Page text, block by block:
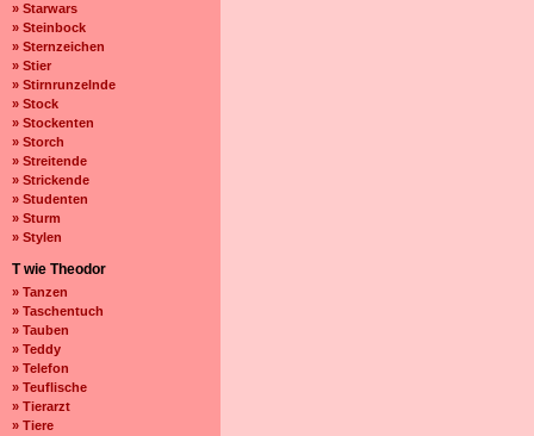
» Starwars
» Steinbock
» Sternzeichen
» Stier
» Stirnrunzelnde
» Stock
» Stockenten
» Storch
» Streitende
» Strickende
» Studenten
» Sturm
» Stylen
T wie Theodor
» Tanzen
» Taschentuch
» Tauben
» Teddy
» Telefon
» Teuflische
» Tierarzt
» Tiere